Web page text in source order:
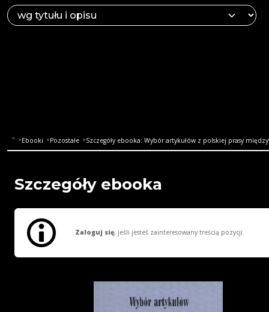
Ebooki Pozostałe Szczegóły ebooka: Wybór artykułów z polskiej prasy
Szczegóły ebooka
Zaloguj się, jeśli jesteś zainteresowany treścią pozycji.